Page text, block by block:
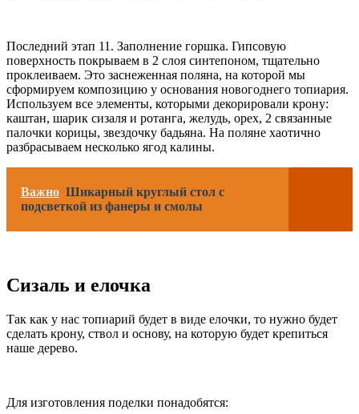
Последний этап 11. Заполнение горшка. Гипсовую
поверхность покрываем в 2 слоя синтепоном, тщательно
проклеиваем. Это заснеженная поляна, на которой мы
сформируем композицию у основания новогоднего топиария.
Используем все элементы, которыми декорировали крону:
каштан, шарик сизаля и ротанга, желудь, орех, 2 связанные
палочки корицы, звездочку бадьяна. На поляне хаотично
разбрасываем несколько ягод калины.
Важно Шикарный круглый стол с
подсветкой из фанеры и смолы
Сизаль и елочка
Так как у нас топиарий будет в виде елочки, то нужно будет
сделать крону, ствол и основу, на которую будет крепиться
наше дерево.
Для изготовления поделки понадобятся: